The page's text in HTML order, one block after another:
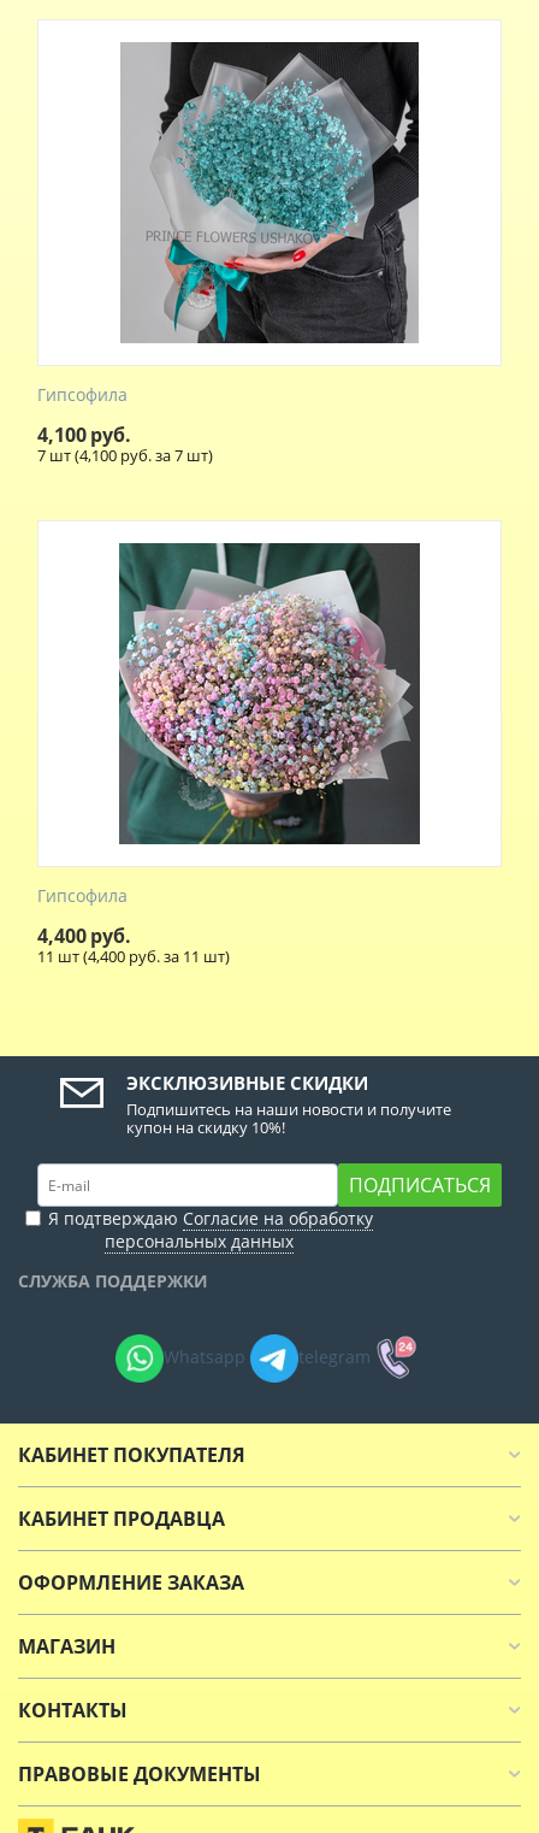
Гипсофила
4,100руб.
7 шт (4,100 руб. за 7 шт)
Гипсофила
4,400руб.
11 шт (4,400 руб. за 11 шт)
ЭКСКЛЮЗИВНЫЕ СКИДКИ
Подпишитесь на наши новости и получите
купон на скидку 10%!
ПОДПИСАТЬСЯ
Я подтверждаю Согласие на обработку
персональных данных
СЛУЖБА ПОДДЕРЖКИ
Whatsapp telegram
КАБИНЕТ ПОКУПАТЕЛЯ
КАБИНЕТ ПРОДАВЦА
ОФОРМЛЕНИЕ ЗАКАЗА
МАГАЗИН
КОНТАКТЫ
ПРАВОВЫЕ ДОКУМЕНТЫ